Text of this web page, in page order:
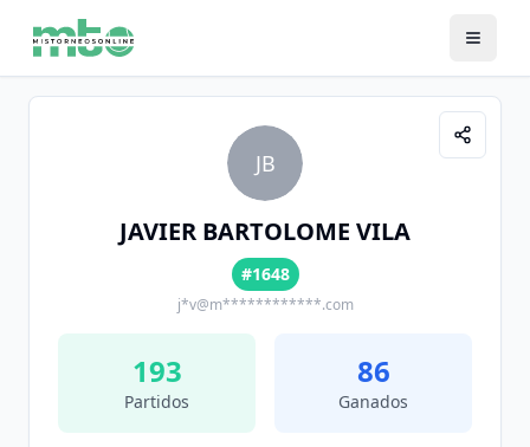
JB
JAVIER BARTOLOME VILA
#1648
j*v@m************.com
193
Partidos
86
Ganados